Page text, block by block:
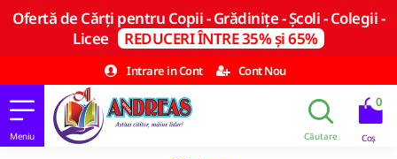
Ofertă de Cărți pentru Copii - Grădinițe - Școli - Colegii -
Licee REDUCERI ÎNTRE 35% și 65%
Intrare in Cont
Cont Nou
0